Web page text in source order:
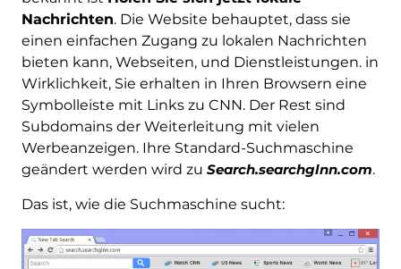
Nachrichten. Die Website behauptet, dass sie
einen einfachen Zugang zu lokalen Nachrichten
bieten kann, Webseiten, und Dienstleistungen. in
Wirklichkeit, Sie erhalten in Ihren Browsern eine
Symbolleiste mit Links zu CNN. Der Rest sind
Subdomains der Weiterleitung mit vielen
Werbeanzeigen. Ihre Standard-Suchmaschine
geändert werden wird zu Search.searchglnn.com.
Das ist, wie die Suchmaschine sucht: